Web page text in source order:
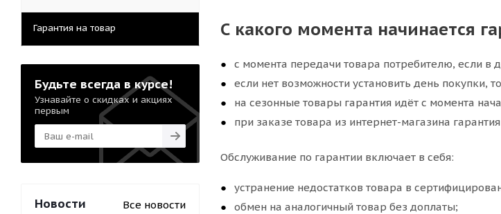
С какого момента начинается
с момента передачи товара потребителю, если в
если нет возможности установить день покупки,
на сезонные товары гарантия идёт с момента
при заказе товара из интернет-магазина
Обслуживание по гарантии включает в себя:
устранение недостатков товара в
обмен на аналогичный товар без доплаты;
Гарантия на товар
Будьте всегда в курсе!
Узнавайте о скидках и акциях
первым
Новости Все новости